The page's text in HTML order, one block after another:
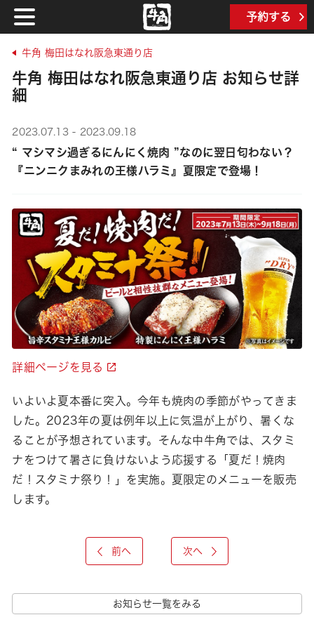
予約する
牛角 梅田はなれ阪急東通り店
牛角 梅田はなれ阪急東通り店 お知らせ詳
細
2023.07.13 - 2023.09.18
“ マシマシ過ぎるにんにく焼肉 ”なのに翌日匂わない？
『ニンニクまみれの王様ハラミ』夏限定で登場！
詳細ページを見る
いよいよ夏本番に突入。今年も焼肉の季節がやってきま
した。2023年の夏は例年以上に気温が上がり、暑くな
ることが予想されています。そんな中牛角では、スタミ
ナをつけて暑さに負けないよう応援する「夏だ！焼肉
だ！スタミナ祭り！」を実施。夏限定のメニューを販売
します。
前へ 次へ
お知らせ一覧をみる